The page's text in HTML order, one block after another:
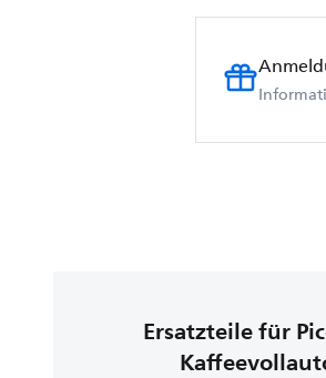
Ersatzteile für